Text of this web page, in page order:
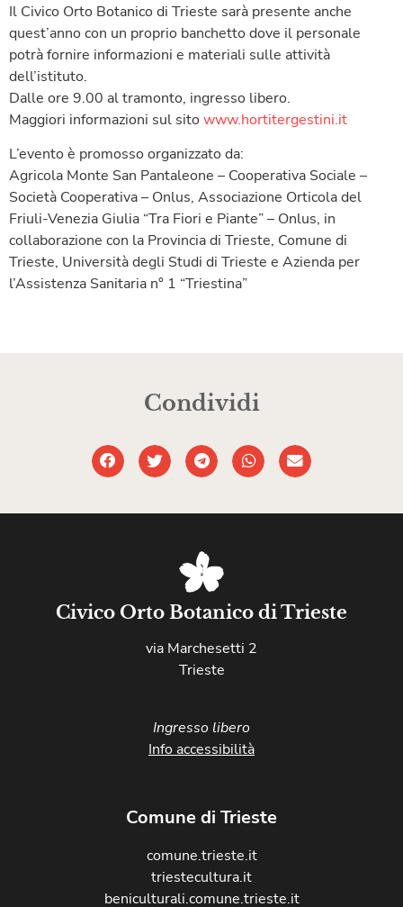
Il Civico Orto Botanico di Trieste sarà presente anche
quest’anno con un proprio banchetto dove il personale
potrà fornire informazioni e materiali sulle attività
dell’istituto.
Dalle ore 9.00 al tramonto, ingresso libero.
Maggiori informazioni sul sito www.hortitergestini.it
L’evento è promosso organizzato da:
Agricola Monte San Pantaleone – Cooperativa Sociale –
Società Cooperativa – Onlus, Associazione Orticola del
Friuli-Venezia Giulia “Tra Fiori e Piante” – Onlus, in
collaborazione con la Provincia di Trieste, Comune di
Trieste, Università degli Studi di Trieste e Azienda per
l’Assistenza Sanitaria n° 1 “Triestina”
Condividi
Civico Orto Botanico di Trieste
via Marchesetti 2
Trieste
Ingresso libero
Info accessibilità
Comune di Trieste
comune.trieste.it
triestecultura.it
beniculturali.comune.trieste.it